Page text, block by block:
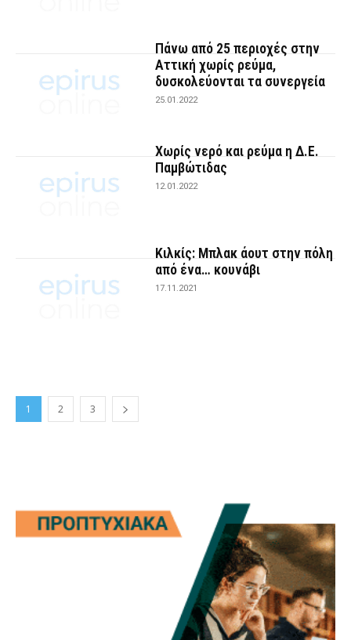
Πάνω από 25 περιοχές στην
Αττική χωρίς ρεύμα,
δυσκολεύονται τα συνεργεία
25.01.2022
Χωρίς νερό και ρεύμα η Δ.Ε.
Παμβώτιδας
12.01.2022
Κιλκίς: Μπλακ άουτ στην πόλη
από ένα… κουνάβι
17.11.2021
1 2 3